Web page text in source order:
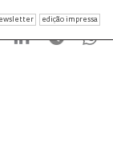
edição impressa